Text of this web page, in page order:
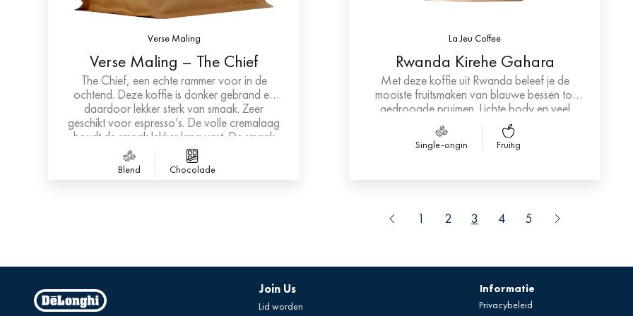
Verse Maling
Verse Maling – The Chief
The Chief, een echte rammer voor in de
ochtend. Deze koffie is donker gebrand en
daardoor lekker sterk van smaak. Zeer
geschikt voor espresso’s. De volle cremalaag
houdt de smaak lekker lang vast. De smaak
van donkere chocolade blijft lang hangen
waardoor je niet alleen tijdens het drinken
geniet van de koffie. Dit is een gebied met
cappuccino’s.
Blend Chocolade
La Jeu Coffee
Rwanda Kirehe Gahara
Met deze koffie uit Rwanda beleef je de
mooiste fruitsmaken van blauwe bessen tot
gedroogde pruimen. Lichte body en veel
aciditeit met een vleugje zoet.
Single-origin Fruitig
1 2 3 4 5
Join Us
Lid worden
Informatie
Privacybeleid